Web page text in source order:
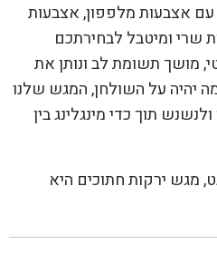
אצבעות מלפפון, אצבעות
שרי ומיטבל לבחירתכם
מושך תשומת לב ונותן את
יהיה על השולחן, המגש שלנו
תוך כדי מינגלינג בין
מגש ירקות חתוכים היא